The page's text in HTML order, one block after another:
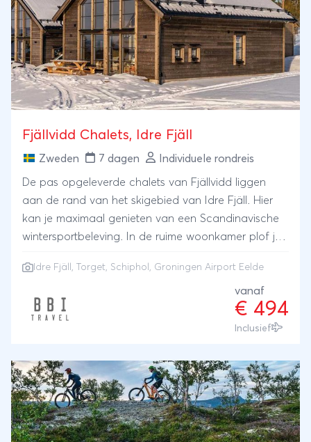
Vervoer De overtochten met Finnlines (van
Travemünde naar Malmö) en Stena Line (Van
Göteborg naar Kiel) zijn inbegrepen.
Fjällvidd Chalets, Idre Fjäll
Zweden 7 dagen Individuele rondreis
De pas opgeleverde chalets van Fjällvidd liggen
aan de rand van het skigebied van Idre Fjäll. Hier
kan je maximaal genieten van een Scandinavische
wintersportbeleving. In de ruime woonkamer plof je
bank, kan je de houtkachel aansteken voor wat
extra warmte en sfeer of heerlijke maaltijden koken
in de uitgebreide keuken. Alle huizen zijn daarnaast
ook voorzien van een sauna, waar je in de avonden
850m lopen van het centrale plein Torget, waar je
onder andere de supermarkt vindt, een sportzaak
alsook meerdere horecagelegenheden. De pistes en
liften zijn ook nooit ver weg. 200 meter lopen, de
weg oversteken en je staat op de piste! Hup, naar
Idre Fjäll, Torget, Schiphol, Groningen Airport Eelde
vanaf
€ 494
Inclusief